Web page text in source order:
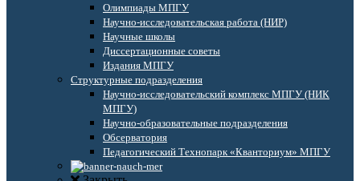
Олимпиады МПГУ
Научно-исследовательская работа (НИР)
Научные школы
Диссертационные советы
Издания МПГУ
Структурные подразделения
Научно-исследовательский комплекс МПГУ (НИК
МПГУ)
Научно-образовательные подразделения
Обсерватория
Педагогический Технопарк «Кванториум» МПГУ